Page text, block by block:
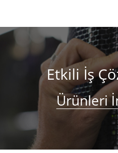
Etkili İş
Ürünleri